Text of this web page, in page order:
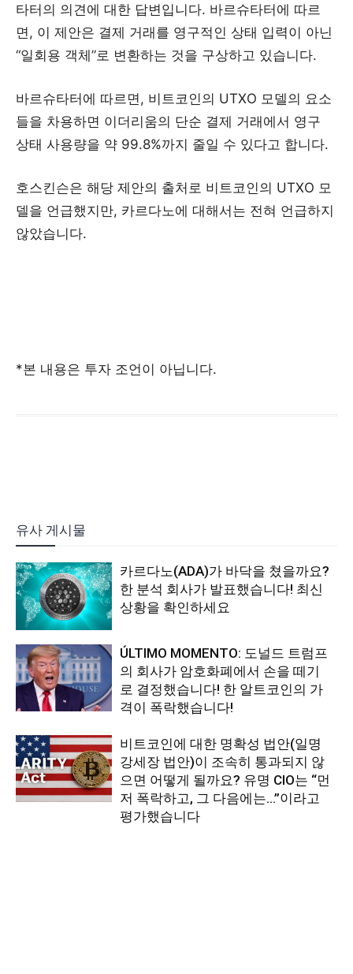
타터의 의견에 대한 답변입니다. 바르슈타터에 따르
면, 이 제안은 결제 거래를 영구적인 상태 입력이 아닌
“일회용 객체”로 변환하는 것을 구상하고 있습니다.
바르슈타터에 따르면, 비트코인의 UTXO 모델의 요소
들을 차용하면 이더리움의 단순 결제 거래에서 영구
상태 사용량을 약 99.8%까지 줄일 수 있다고 합니다.
호스킨슨은 해당 제안의 출처로 비트코인의 UTXO 모
델을 언급했지만, 카르다노에 대해서는 전혀 언급하지
않았습니다.
*본 내용은 투자 조언이 아닙니다.
유사 게시물
카르다노(ADA)가 바닥을 쳤을까요?
한 분석 회사가 발표했습니다! 최신
상황을 확인하세요
ÚLTIMO MOMENTO: 도널드 트럼프
의 회사가 암호화폐에서 손을 떼기
로 결정했습니다! 한 알트코인의 가
격이 폭락했습니다!
비트코인에 대한 명확성 법안(일명
강세장 법안)이 조속히 통과되지 않
으면 어떻게 될까요? 유명 CIO는 “먼
저 폭락하고, 그 다음에는…”이라고
평가했습니다